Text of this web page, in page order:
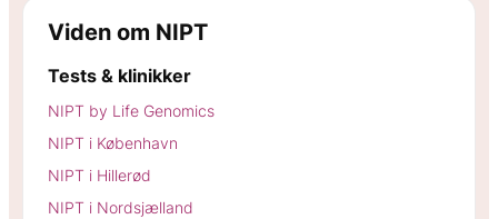
Viden om NIPT
Tests & klinikker
NIPT by Life Genomics
NIPT i København
NIPT i Hillerød
NIPT i Nordsjælland